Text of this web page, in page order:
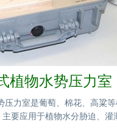
植物水势压力室
压力室是葡萄、棉花、高粱
要应用于植物水分胁迫、灌